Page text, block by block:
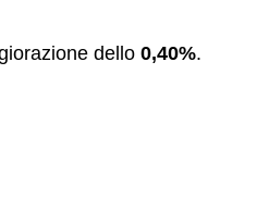
dello 0,40%.